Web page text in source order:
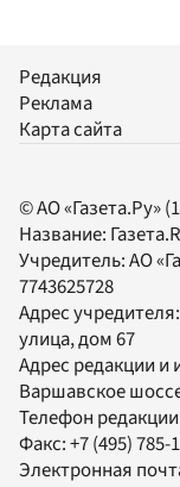
Редакция
Реклама
Карта сайта
© АО «Газета.Ру»
Название:
Учредитель:АО
7743625728
Адрес
улица, дом 67
Адрес редакции и
Варшавское
Телефон
Факс:+7 (495) 785-
Электронная